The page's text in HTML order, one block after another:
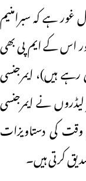
ہے کہ سبرامنیم
اس کے ایم پی بھی
پی رہے ہیں)، ایمرجنسی
نے ایمرجنسی
کی دستاویزات
کرتی ہیں۔